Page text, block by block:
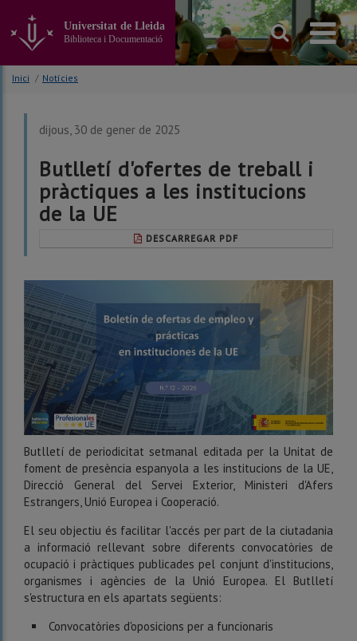
contingut
principal
Universitat de Lleida
Biblioteca i Documentació
Inici / Notícies
dijous, 30 de gener de 2025
Butlletí d'ofertes de treball i
pràctiques a les institucions
de la UE
DESCARREGAR PDF
Butlletí de periodicitat setmanal editada per la Unitat de
foment de presència espanyola a les institucions de la UE,
Direcció General del Servei Exterior, Ministeri d'Afers
Estrangers, Unió Europea i Cooperació.
El seu objectiu és facilitar l'accés per part de la ciutadania
a informació rellevant sobre diferents convocatòries de
ocupació i pràctiques publicades pel conjunt d'institucions,
organismes i agències de la Unió Europea. El Butlletí
s'estructura en els apartats següents:
Convocatòries d'oposicions per a funcionaris